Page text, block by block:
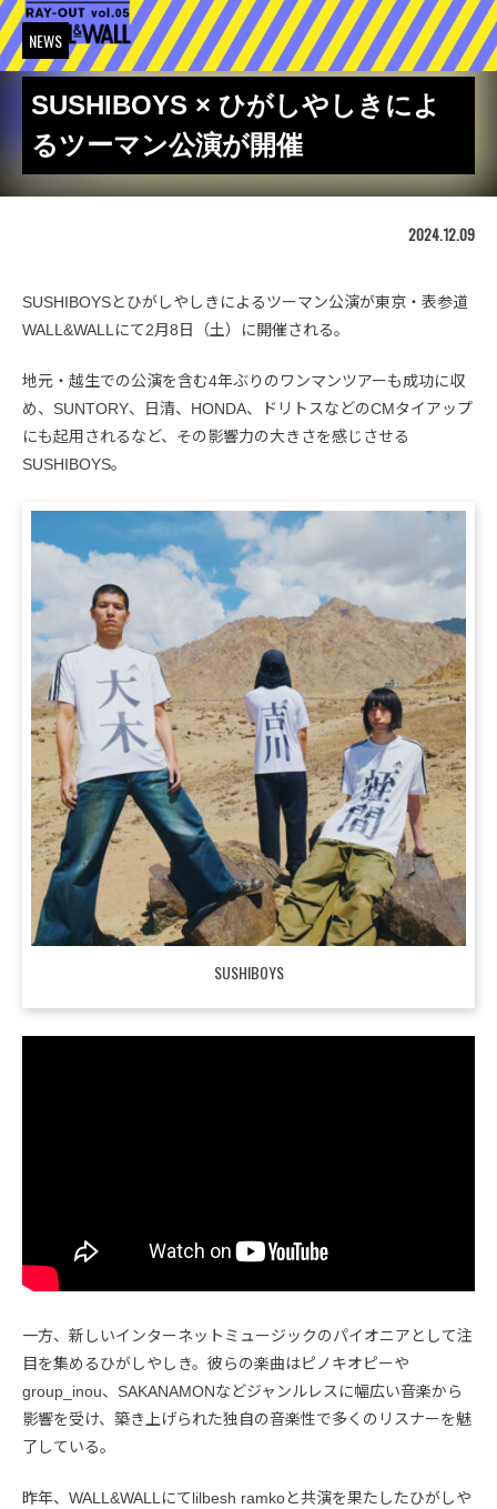
NEWS
SUSHIBOYS × ひがしやしきによ
るツーマン公演が開催
2024.12.09
SUSHIBOYSとひがしやしきによるツーマン公演が東京・表参道
WALL&WALLにて2月8日（土）に開催される。
地元・越生での公演を含む4年ぶりのワンマンツアーも成功に収
め、SUNTORY、日清、HONDA、ドリトスなどのCMタイアップ
にも起用されるなど、その影響力の大きさを感じさせる
SUSHIBOYS。
SUSHIBOYS
一方、新しいインターネットミュージックのパイオニアとして注
目を集めるひがしやしき。彼らの楽曲はピノキオピーや
group_inou、SAKANAMONなどジャンルレスに幅広い音楽から
影響を受け、築き上げられた独自の音楽性で多くのリスナーを魅
了している。
昨年、WALL&WALLにてlilbesh ramkoと共演を果たしたひがしや